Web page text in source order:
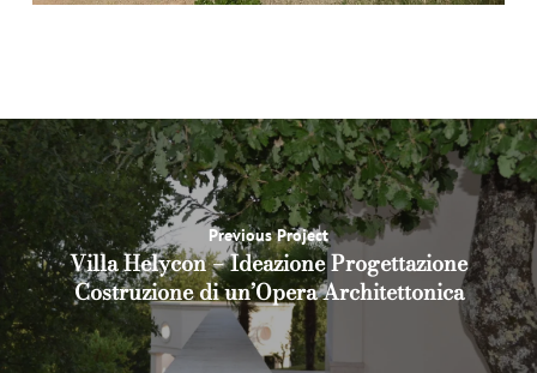
2
of
Previous Project
Villa Helycon – Ideazione Progettazione
Costruzione di un’Opera Architettonica